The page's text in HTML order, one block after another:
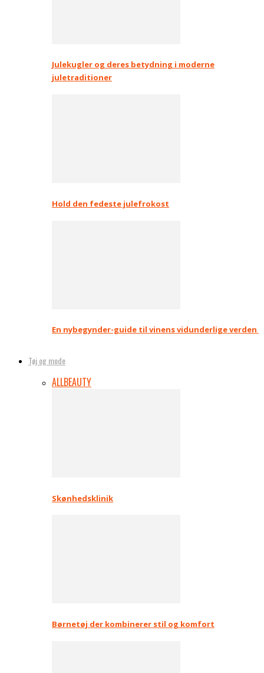
Julekugler og deres betydning i moderne
juletraditioner
Hold den fedeste julefrokost
En nybegynder-guide til vinens vidunderlige verden
Tøj og mode
ALLBEAUTY
Skønhedsklinik
Børnetøj der kombinerer stil og komfort